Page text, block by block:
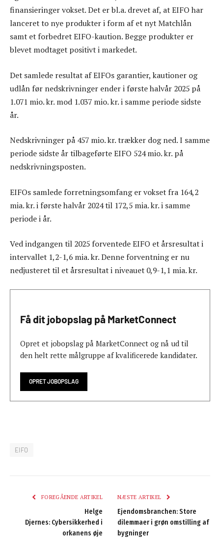
finansieringer vokset. Det er bl.a. drevet af, at EIFO har
lanceret to nye produkter i form af et nyt Matchlån
samt et forbedret EIFO-kaution. Begge produkter er
blevet modtaget positivt i markedet.
Det samlede resultat af EIFOs garantier, kautioner og
udlån før nedskrivninger ender i første halvår 2025 på
1.071 mio. kr. mod 1.037 mio. kr. i samme periode sidste
år.
Nedskrivninger på 457 mio. kr. trækker dog ned. I samme
periode sidste år tilbageførte EIFO 524 mio. kr. på
nedskrivningsposten.
EIFOs samlede forretningsomfang er vokset fra 164,2
mia. kr. i første halvår 2024 til 172,5 mia. kr. i samme
periode i år.
Ved indgangen til 2025 forventede EIFO et årsresultat i
intervallet 1,2-1,6 mia. kr. Denne forventning er nu
nedjusteret til et årsresultat i niveauet 0,9-1,1 mia. kr.
Få dit jobopslag på MarketConnect
Opret et jobopslag på MarketConnect og nå ud til
den helt rette målgruppe af kvalificerede kandidater.
OPRET JOBOPSLAG
EIFO
FOREGÅENDE ARTIKEL
Helge
Djernes: Cybersikkerhed i
orkanens øje
NÆSTE ARTIKEL
Ejendomsbranchen: Store
dilemmaer i grøn omstilling af
bygninger